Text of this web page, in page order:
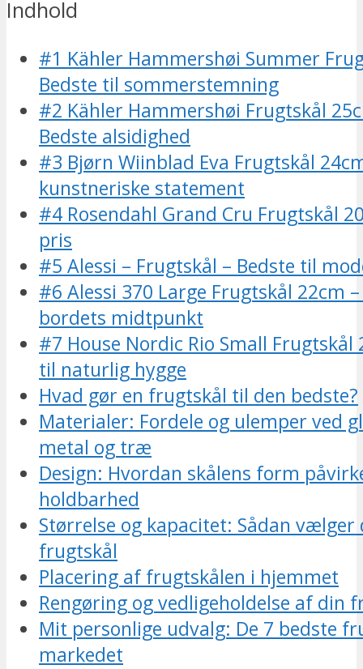
Indhold
#1 Kähler Hammershøi Summer
Bedste til sommerstemning
#2 Kähler Hammershøi Frugtskål
Bedste alsidighed
#3 Bjørn Wiinblad Eva Frugtskål
kunstneriske statement
#4 Rosendahl Grand Cru Frugtskål
pris
#5 Alessi – Frugtskål – Bedste til
#6 Alessi 370 Large Frugtskål 22cm
bordets midtpunkt
#7 House Nordic Rio Small Frugtskål
til naturlig hygge
Hvad gør en frugtskål til den bedste?
Materialer: Fordele og ulemper ved
metal og træ
Design: Hvordan skålens form
holdbarhed
Størrelse og kapacitet: Sådan
frugtskål
Placering af frugtskålen i hjemmet
Rengøring og vedligeholdelse af din
Mit personlige udvalg: De 7 bedste
markedet